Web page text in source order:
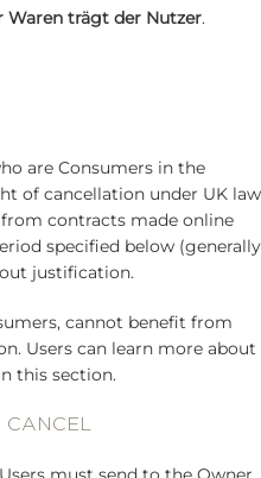
Waren trägt der Nutzer.
are Consumers in the
of cancellation under UK law
contracts made online
specified below (generally
justification.
cannot benefit from
Users can learn more about
this section.